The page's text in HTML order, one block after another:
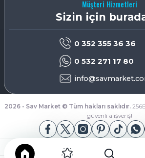
Müşteri Hizmetleri
Sizin için
0 352 355 36 36
0 532 271 17 80
2026 - Sav Market © Tüm hakları saklıdır.
güvenli alışveriş!